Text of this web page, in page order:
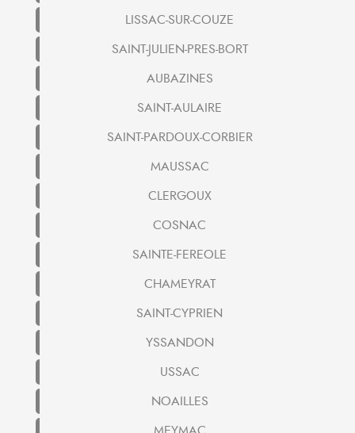
LISSAC-SUR-COUZE
SAINT-JULIEN-PRES-BORT
AUBAZINES
SAINT-AULAIRE
SAINT-PARDOUX-CORBIER
MAUSSAC
CLERGOUX
COSNAC
SAINTE-FEREOLE
CHAMEYRAT
SAINT-CYPRIEN
YSSANDON
USSAC
NOAILLES